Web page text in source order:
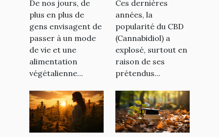
De nos jours, de
plus en plus de
gens envisagent de
passer à un mode
de vie et une
alimentation
végétalienne...
Ces dernières
années, la
popularité du CBD
(Cannabidiol) a
explosé, surtout en
raison de ses
prétendus...